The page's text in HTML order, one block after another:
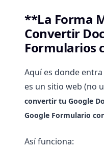
**La Forma
Convertir
Formularios
Aquí es donde entra
es un sitio web (no
convertir tu Google
Google Formulario
Así funciona: